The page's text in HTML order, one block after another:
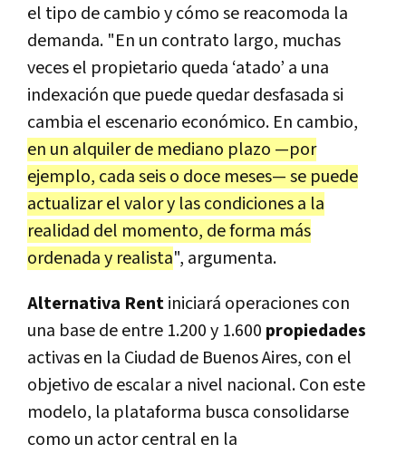
el tipo de cambio y cómo se reacomoda la
demanda. "En un contrato largo, muchas
veces el propietario queda ‘atado’ a una
indexación que puede quedar desfasada si
cambia el escenario económico. En cambio,
en un alquiler de mediano plazo —por
ejemplo, cada seis o doce meses— se puede
actualizar el valor y las condiciones a la
realidad del momento, de forma más
ordenada y realista", argumenta.
Alternativa Rentiniciará operaciones con
una base de entre 1.200 y 1.600 propiedades
activas en la Ciudad de Buenos Aires, con el
objetivo de escalar a nivel nacional. Con este
modelo, la plataforma busca consolidarse
como un actor central en la